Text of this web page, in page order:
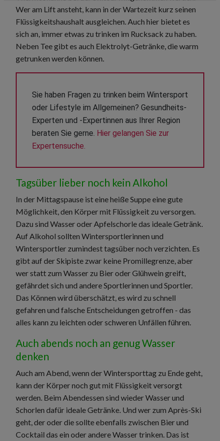
Wer am Lift ansteht, kann in der Wartezeit kurz seinen
Flüssigkeitshaushalt ausgleichen. Auch hier bietet es
sich an, immer etwas zu trinken im Rucksack zu haben.
Neben Tee gibt es auch Elektrolyt-Getränke, die warm
getrunken werden können.
Sie haben Fragen zu trinken beim Wintersport
oder Lifestyle im Allgemeinen? Gesundheits-
Experten und -Expertinnen aus Ihrer Region
beraten Sie gerne. Hier gelangen Sie zur
Expertensuche.
Tagsüber lieber noch kein Alkohol
In der Mittagspause ist eine heiße Suppe eine gute
Möglichkeit, den Körper mit Flüssigkeit zu versorgen.
Dazu sind Wasser oder Apfelschorle das ideale Getränk.
Auf Alkohol sollten Wintersportlerinnen und
Wintersportler zumindest tagsüber noch verzichten. Es
gibt auf der Skipiste zwar keine Promillegrenze, aber
wer statt zum Wasser zu Bier oder Glühwein greift,
gefährdet sich und andere Sportlerinnen und Sportler.
Das Können wird überschätzt, es wird zu schnell
gefahren und falsche Entscheidungen getroffen - das
alles kann zu leichten oder schweren Unfällen führen.
Auch abends noch an genug Wasser
denken
Auch am Abend, wenn der Wintersporttag zu Ende geht,
kann der Körper noch gut mit Flüssigkeit versorgt
werden. Beim Abendessen sind wieder Wasser und
Schorlen dafür ideale Getränke. Und wer zum Après-Ski
geht, der oder die sollte ebenfalls zwischen Bier und
Cocktail das ein oder andere Wasser trinken. Das ist